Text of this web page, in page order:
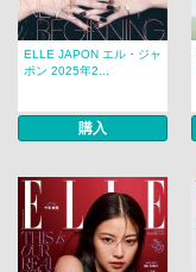
ELLE JAPON エル・ジャ
ポン 2025年2...
購入